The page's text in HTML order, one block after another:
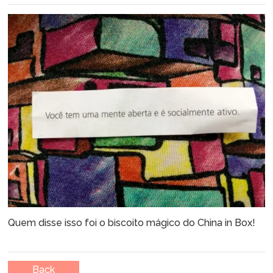
Quem disse isso foi o biscoito mágico do China in Box!
Back